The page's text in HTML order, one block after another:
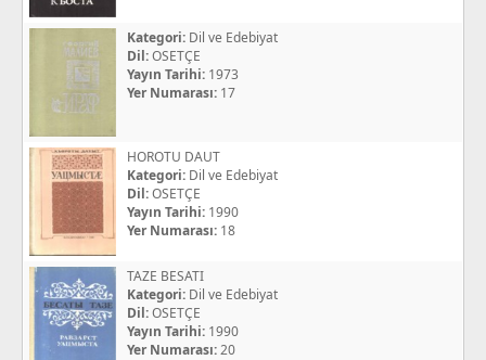
Kategori: Dil ve Edebiyat
Dil:OSETÇE
Yayın Tarihi: 1973
Yer Numarası: 17
HOROTU DAUT
Kategori: Dil ve Edebiyat
Dil:OSETÇE
Yayın Tarihi: 1990
Yer Numarası: 18
TAZE BESATI
Kategori: Dil ve Edebiyat
Dil:OSETÇE
Yayın Tarihi: 1990
Yer Numarası:20